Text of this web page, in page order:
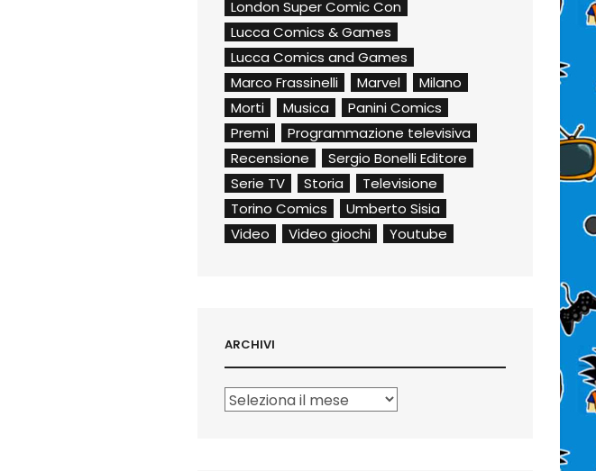
London Super Comic Con
Lucca Comics & Games
Lucca Comics and Games
Marco Frassinelli
Marvel
Milano
Morti
Musica
Panini Comics
Premi
Programmazione televisiva
Recensione
Sergio Bonelli Editore
Serie TV
Storia
Televisione
Torino Comics
Umberto Sisia
Video
Video giochi Youtube
ARCHIVI
Archivi